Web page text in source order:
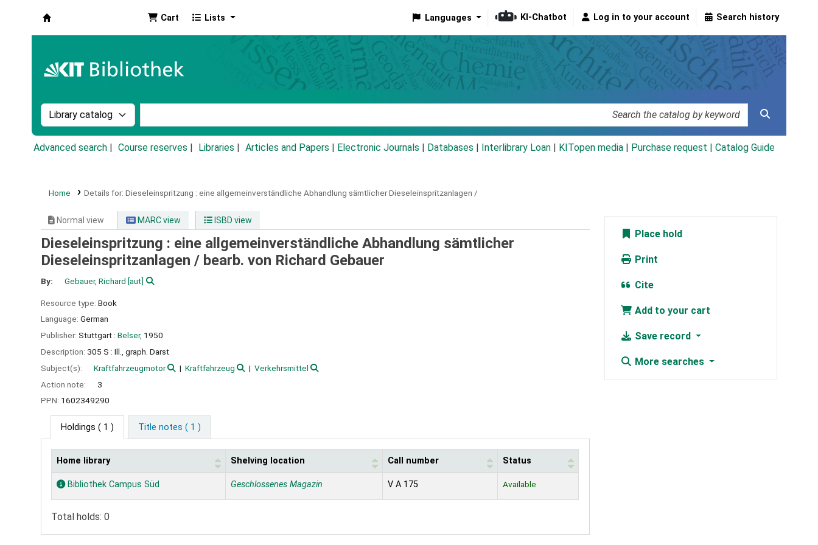
Cart Lists Languages KI-Chatbot Log in to your account Search history
Search the catalog by:
Advanced search Course reserves Libraries Articles and Papers Electronic Journals Databases Interlibrary Loan KITopen media Purchase request | Catalog Guide
Home Details for: Dieseleinspritzung : eine allgemeinverständliche Abhandlung sämtlicher Dieseleinspritzanlagen /
Normal view MARC view ISBD view
Dieseleinspritzung : eine allgemeinverständliche Abhandlung sämtlicher
Dieseleinspritzanlagen / bearb. von Richard Gebauer
By: Gebauer, Richard [aut]
Resource type: Book
Language: German
Publisher: Stuttgart : Belser, 1950
Description: 305 S : Ill., graph. Darst
Subject(s):
Kraftfahrzeugmotor Kraftfahrzeug
Verkehrsmittel
Action note:
3
PPN: 1602349290
Holdings ( 1 ) Title notes ( 1 )
Holdings
Home library Shelving location Call number Status
Bibliothek Campus Süd Geschlossenes Magazin V A 175 Available
Total holds: 0
Place hold
Print
Cite
Add to your cart
Save record
More searches